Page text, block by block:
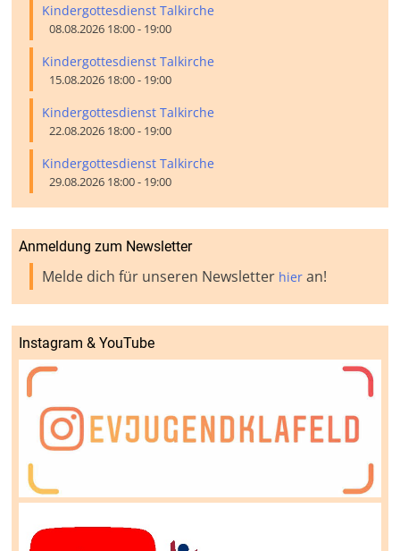
Kindergottesdienst Talkirche
08.08.2026 18:00 - 19:00
Kindergottesdienst Talkirche
15.08.2026 18:00 - 19:00
Kindergottesdienst Talkirche
22.08.2026 18:00 - 19:00
Kindergottesdienst Talkirche
29.08.2026 18:00 - 19:00
Anmeldung zum Newsletter
Melde dich für unseren Newsletter hier an!
Instagram & YouTube